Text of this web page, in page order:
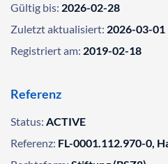
Gültig bis: 2026-02-28
Zuletzt aktualisiert: 2026-03-01
Registriert am: 2019-02-18
Referenz
Status: ACTIVE
Referenz: FL-0001.112.970-0,